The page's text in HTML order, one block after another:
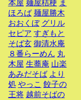
本屋 麺屋桔梗 ま
ほろば 麺屋勝木
おおくぼ グリル
セピア すぎもと
そば玄 御清水庵
８番らーめん 丸
木屋 生蕎庵 山楽
あみだそば より
処 やっこ 餃子の
王将 越前そばの